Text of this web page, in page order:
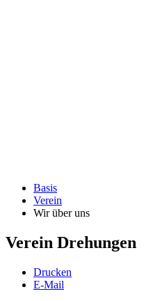
Basis
Verein
Wir über uns
Verein Drehungen
Drucken
E-Mail